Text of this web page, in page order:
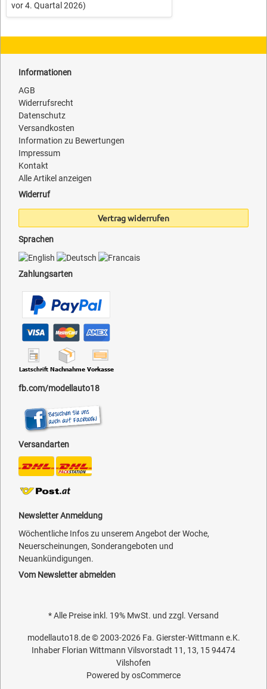
vor 4. Quartal 2026)
Informationen
AGB
Widerrufsrecht
Datenschutz
Versandkosten
Information zu Bewertungen
Impressum
Kontakt
Alle Artikel anzeigen
Widerruf
Vertrag widerrufen
Sprachen
Zahlungsarten
fb.com/modellauto18
Versandarten
Newsletter Anmeldung
Wöchentliche Infos zu unserem Angebot der Woche,
Neuerscheinungen, Sonderangeboten und
Neuankündigungen.
Vom Newsletter abmelden
* Alle Preise inkl. 19% MwSt. und zzgl. Versand
modellauto18.de© 2003-2026 Fa. Gierster-Wittmann e.K.
Inhaber Florian Wittmann Vilsvorstadt 11, 13, 15 94474
Vilshofen
Powered byosCommerce